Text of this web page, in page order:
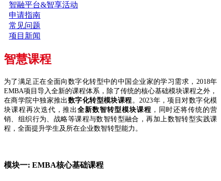
智融平台&智享活动
申请指南
常见问题
项目新闻
智慧课程
为了满足正在全面向数字化转型中的中国企业家的学习需求，2018年
EMBA项目导入全新的课程体系，除了传统的核心基础模块课程之外，
在商学院中独家推出 数字化转型模块课程。2023年，项目对数字化模
块课程再次迭代，推出全新数智转型模块课程 ，同时还将传统的营
销、组织行为、战略等课程与数智转型融合，再加上数智转型实践课
程，全面提升学生及所在企业数智转型能力。
模块一: EMBA核心基础课程